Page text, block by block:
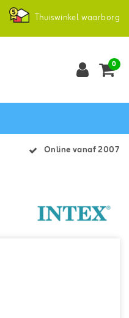
Thuiswinkel waarborg
0
Online vanaf 2007